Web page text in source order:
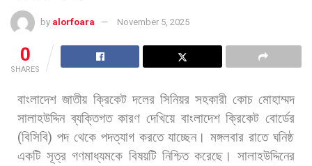
by alorfoara November 5, 2025
0
SHARES
বাংলাদেশ জাতীয় ক্রিকেট দলের সিনিয়র সহকারী কোচ মোহাম্মদ
সালাহউদ্দিন ব্যক্তিগত কারণ দেখিয়ে বাংলাদেশ ক্রিকেট বোর্ডের
(বিসিবি) পদ থেকে পদত্যাগ করতে যাচ্ছেন। মঙ্গলবার রাতে ঘনিষ্ঠ
একটি সূত্র গণমাধ্যমকে বিষয়টি নিশ্চিত করেছে। সালাহউদ্দিনের